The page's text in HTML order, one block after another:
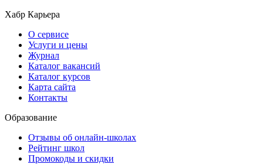
Хабр Карьера
О сервисе
Услуги и цены
Журнал
Каталог вакансий
Каталог курсов
Карта сайта
Контакты
Образование
Отзывы об онлайн-школах
Рейтинг школ
Промокоды и скидки